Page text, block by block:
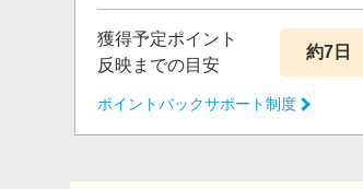
獲得予定ポイント
反映までの目安
約7日
ポイントバックサポート制度